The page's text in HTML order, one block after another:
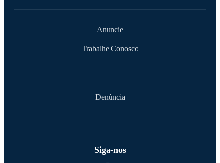
Anuncie
Trabalhe Conosco
Denúncia
Siga-nos